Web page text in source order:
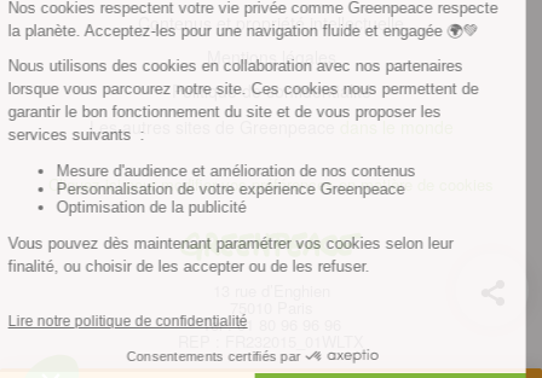
Contenus et propriété intellectuelle
Mentions légales
Politique de confidentialité
Les autres sites de Greenpeace
dans le monde
Cliquez-ici pour modifier vos préférences en matière de cookies
Greenpeace
Tel : 01 80 96 96 96